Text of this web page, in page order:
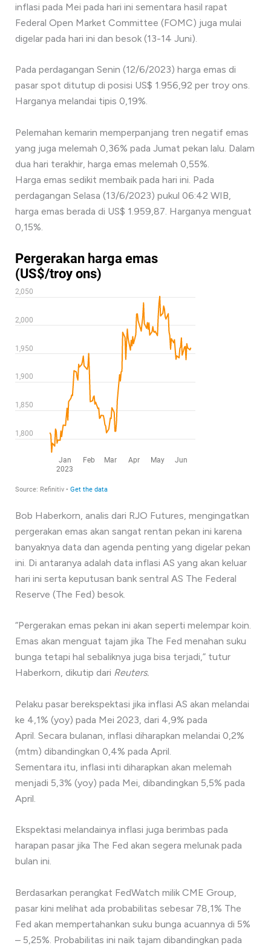
inflasi pada Mei pada hari ini sementara hasil rapat
Federal Open Market Committee (FOMC) juga mulai
digelar pada hari ini dan besok (13-14 Juni).
Pada perdagangan Senin (12/6/2023) harga emas di
pasar spot ditutup di posisi US$ 1.956,92 per troy ons.
Harganya melandai tipis 0,19%.
Pelemahan kemarin memperpanjang tren negatif emas
yang juga melemah 0,36% pada Jumat pekan lalu. Dalam
dua hari terakhir, harga emas melemah 0,55%.
Harga emas sedikit membaik pada hari ini. Pada
perdagangan Selasa (13/6/2023) pukul 06:42 WIB,
harga emas berada di US$ 1.959,87. Harganya menguat
0,15%.
Bob Haberkorn, analis dari RJO Futures, mengingatkan
pergerakan emas akan sangat rentan pekan ini karena
banyaknya data dan agenda penting yang digelar pekan
ini. Di antaranya adalah data inflasi AS yang akan keluar
hari ini serta keputusan bank sentral AS The Federal
Reserve (The Fed) besok.
“Pergerakan emas pekan ini akan seperti melempar koin.
Emas akan menguat tajam jika The Fed menahan suku
bunga tetapi hal sebaliknya juga bisa terjadi,” tutur
Haberkorn, dikutip dari Reuters.
Pelaku pasar berekspektasi jika inflasi AS akan melandai
ke 4,1% (yoy) pada Mei 2023, dari 4,9% pada
April. Secara bulanan, inflasi diharapkan melandai 0,2%
(mtm) dibandingkan 0,4% pada April.
Sementara itu, inflasi inti diharapkan akan melemah
menjadi 5,3% (yoy) pada Mei, dibandingkan 5,5% pada
April.
Ekspektasi melandainya inflasi juga berimbas pada
harapan pasar jika The Fed akan segera melunak pada
bulan ini.
Berdasarkan perangkat FedWatch milik CME Group,
pasar kini melihat ada probabilitas sebesar 78,1% The
Fed akan mempertahankan suku bunga acuannya di 5%
– 5,25%. Probabilitas ini naik tajam dibandingkan pada